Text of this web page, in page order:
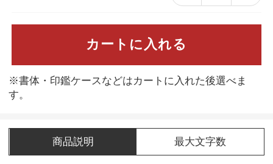
カートに入れる
※書体・印鑑ケースなどはカートに入れた後選べま
す。
商品説明 最大文字数